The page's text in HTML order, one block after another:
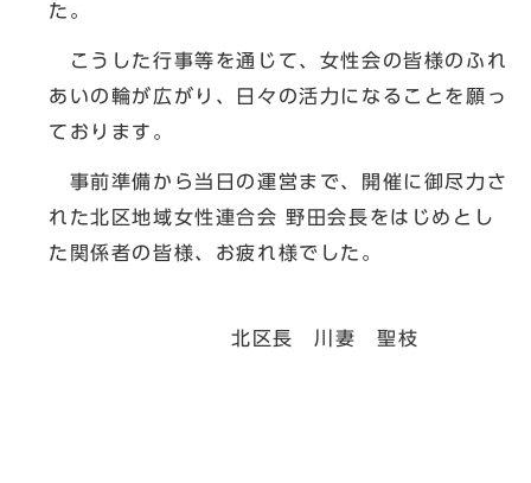
た。
こうした行事等を通じて、女性会の皆様のふれ
あいの輪が広がり、日々の活力になることを願っ
ております。
事前準備から当日の運営まで、開催に御尽力さ
れた北区地域女性連合会 野田会長をはじめとし
た関係者の皆様、お疲れ様でした。
北区長 川妻 聖枝